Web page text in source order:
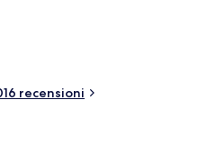
nelle vicinanze: Fermata del
Fermata del tram di Edinburgh
recensioni